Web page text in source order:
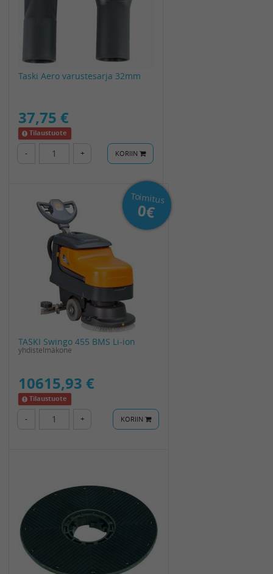
Taski Aero varustesarja 32mm
37,75 €
Tilaustuote
- + KORIIN
Toimitus
0€
TASKI Swingo 455 BMS Li-ion
yhdistelmäkone
10615,93 €
Tilaustuote
- + KORIIN